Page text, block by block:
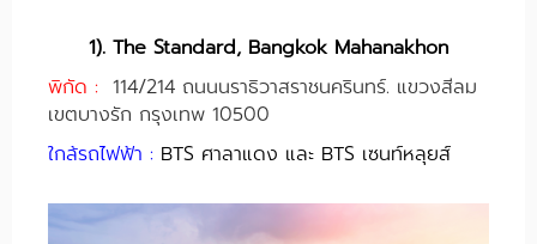
1). The Standard, Bangkok Mahanakhon
พิกัด : 114/214 ถนนนราธิวาสราชนครินทร์. แขวงสีลม
เขตบางรัก กรุงเทพ 10500
ใกล้รถไฟฟ้า : BTS ศาลาแดง และ BTS เซนท์หลุยส์